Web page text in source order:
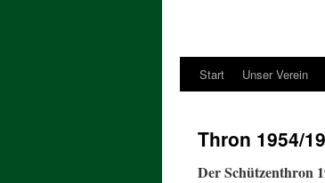
Start Unser Verein
Thron 1954/
Der Schützenthron